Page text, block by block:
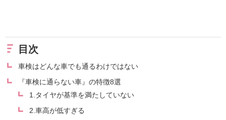
目次
車検はどんな車でも通るわけではない
『車検に通らない車』の特徴8選
1.タイヤが基準を満たしていない
2.車高が低すぎる